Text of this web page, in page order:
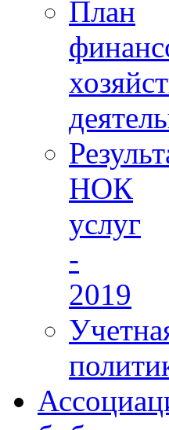
План
НОК
услуг
-
2019